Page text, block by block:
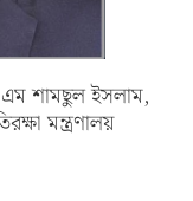
শামছুল ইসলাম,
মন্ত্রণালয়